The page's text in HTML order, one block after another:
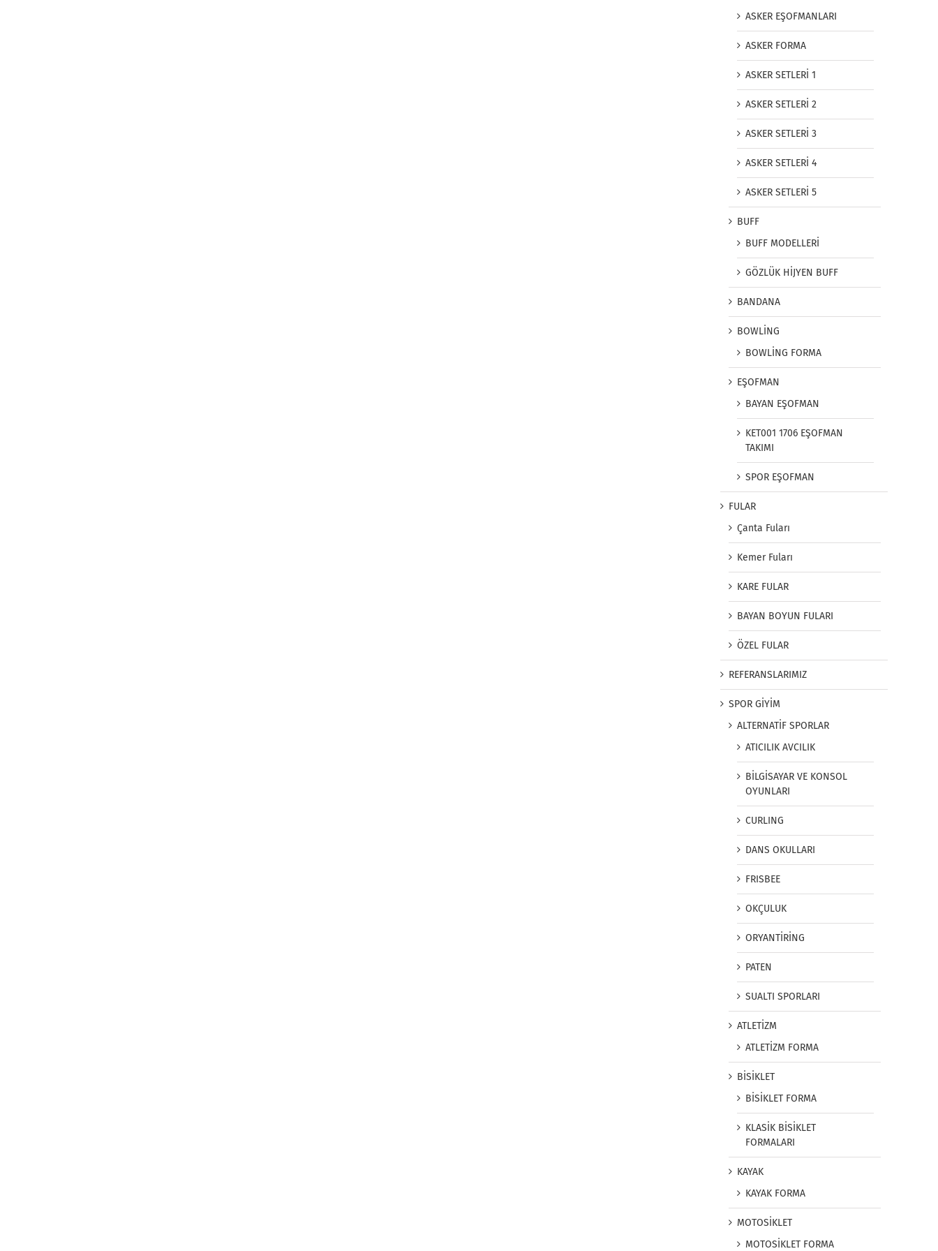
ASKER EŞOFMANLARI
ASKER FORMA
ASKER SETLERİ 1
ASKER SETLERİ 2
ASKER SETLERİ 3
ASKER SETLERİ 4
ASKER SETLERİ 5
BUFF
BUFF MODELLERİ
GÖZLÜK HİJYEN BUFF
BANDANA
BOWLİNG
BOWLİNG FORMA
EŞOFMAN
BAYAN EŞOFMAN
KET001 1706 EŞOFMAN
TAKIMI
SPOR EŞOFMAN
FULAR
Çanta Fuları
Kemer Fuları
KARE FULAR
BAYAN BOYUN FULARI
ÖZEL FULAR
REFERANSLARIMIZ
SPOR GİYİM
ALTERNATİF SPORLAR
ATICILIK AVCILIK
BİLGİSAYAR VE KONSOL
OYUNLARI
CURLING
DANS OKULLARI
FRISBEE
OKÇULUK
ORYANTİRİNG
PATEN
SUALTI SPORLARI
ATLETİZM
ATLETİZM FORMA
BİSİKLET
BİSİKLET FORMA
KLASİK BİSİKLET
FORMALARI
KAYAK
KAYAK FORMA
MOTOSİKLET
MOTOSİKLET FORMA